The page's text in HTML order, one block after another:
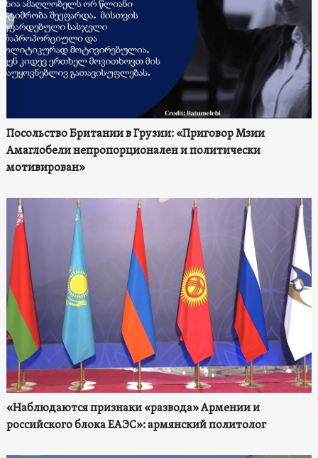
Посольство Британии в Грузии: «Приговор Мзии
Амаглобели непропорционален и политически
мотивирован»
«Наблюдаются признаки «развода» Армении и
российского блока ЕАЭС»: армянский политолог